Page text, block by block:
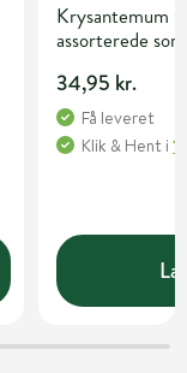
Krysantemum
assorterede
34,95 kr.
Få leveret
Klik & Hent i